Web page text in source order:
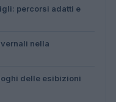
percorsi adatti e
nella
delle esibizioni